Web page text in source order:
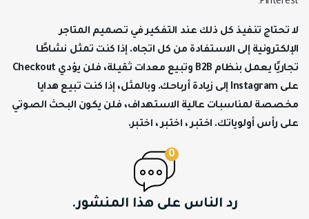
لا تحتاج تنفيذ كل ذلك عند التفكير في تصميم المتاجر
الإلكترونية إلى الاستفادة من كل اتجاه. إذا كنت تمثل نشاطًا
تجاريًا يعمل بنظام B2B وتبيع معدات ثقيلة، فلن يؤدي Checkout
على Instagram إلى زيادة أرباحك. وبالمثل، إذا كنت تبيع هدايا
مخصصة لمناسبات عالية الاستهداف، فلن يكون البحث الصوتي
على رأس أولوياتك. اختبر ، اختبر ، اختبر.
0
رد الناس على هذا المنشور.